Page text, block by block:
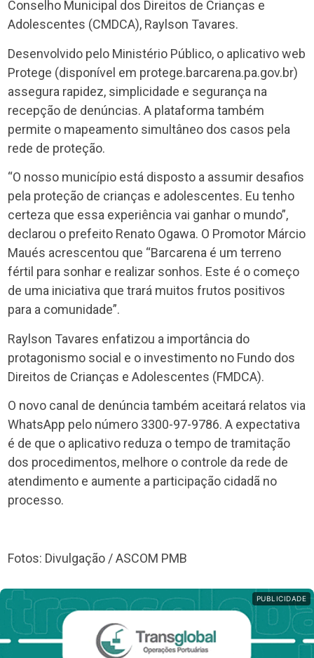
Conselho Municipal dos Direitos de Crianças e
Adolescentes (CMDCA), Raylson Tavares.
Desenvolvido pelo Ministério Público, o aplicativo web
Protege (disponível em protege.barcarena.pa.gov.br)
assegura rapidez, simplicidade e segurança na
recepção de denúncias. A plataforma também
permite o mapeamento simultâneo dos casos pela
rede de proteção.
“O nosso município está disposto a assumir desafios
pela proteção de crianças e adolescentes. Eu tenho
certeza que essa experiência vai ganhar o mundo”,
declarou o prefeito Renato Ogawa. O Promotor Márcio
Maués acrescentou que “Barcarena é um terreno
fértil para sonhar e realizar sonhos. Este é o começo
de uma iniciativa que trará muitos frutos positivos
para a comunidade”.
Raylson Tavares enfatizou a importância do
protagonismo social e o investimento no Fundo dos
Direitos de Crianças e Adolescentes (FMDCA).
O novo canal de denúncia também aceitará relatos via
WhatsApp pelo número 3300-97-9786. A expectativa
é de que o aplicativo reduza o tempo de tramitação
dos procedimentos, melhore o controle da rede de
atendimento e aumente a participação cidadã no
processo.
Fotos: Divulgação / ASCOM PMB
PUBLICIDADE